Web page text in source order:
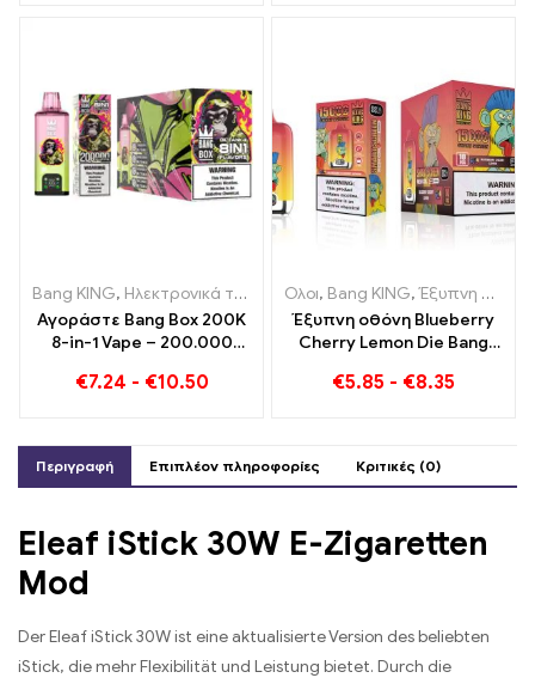
Bang KING, Ηλεκτρονικά τσιγάρα μιας χρήσης ,Ηλεκτρονικά
Αγοράστε Bang Box 200K
8-in-1 Vape – 200.000
€7.24 - €10.50
Ολοι, Bang KING,Έξυπνη οθόνη Bang King 15000 Φούσκα
Έξυπνη οθόνη Blueberry
Cherry Lemon Die Bang
επισκόπηση ενός
€5.85 - €8.35
Περιγραφή Επιπλέον πληροφορίες Κριτικές (0)
Eleaf iStick 30W E-Zigaretten
Mod
Der Eleaf iStick 30W ist eine aktualisierte Version des beliebten
iStick, die mehr Flexibilität und Leistung bietet. Durch die